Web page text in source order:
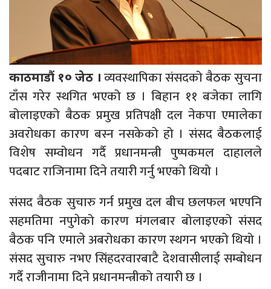
काठमाडौं १० जेठ । व्यवस्थापिका संसदको बैठक सुचना
टाँस गरेर स्थगित भएको छ । बिहान ११ बजेका लागि
बोलाइएको बैठक प्रमुख प्रतिपक्षी दल नेकपा एमालेका
अवरोधका कारण बस्न नसकेको हो । संसद बैठकलाई
विशेष सम्वोधन गर्दै प्रधानमन्त्री पुष्पकमल दाहालले
पदबाट राजिनामा दिने तयारी गर्नु भएको थियो ।
संसद बैठक सुचारु गर्न प्रमुख दल बीच छलफल भएपनि
सहमतिमा नपुगेको कारण मंगलबार बोलाइएको संसद
बैठक पनि एमाले अबरोधका कारण स्थगन भएको थियो ।
संसद सुचारु नभए सिंहदरवारबाटै देशवासीलाई सम्बोधन
गर्दै राजीनामा दिने प्रधानमन्त्रीको तयारी छ ।